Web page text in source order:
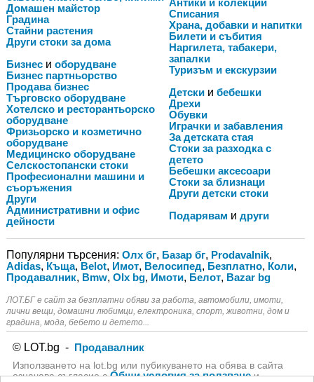
Домашен майстор
Градина
Стайни растения
Други стоки за дома
Бизнеси оборудване
Бизнес партньорство
Продава бизнес
Търговско оборудване
Хотелско и ресторантьорско
оборудване
Фризьорско и козметично
оборудване
Медицинско оборудване
Селскостопански стоки
Професионални машини и
съоръжения
Други
Административни и офис
дейности
Антики и колекции
Списания
Храна, добавки и напитки
Билети и събития
Наргилета, табакери,
запалки
Туризъм и екскурзии
Детскии бебешки
Дрехи
Обувки
Играчки и забавления
За детската стая
Стоки за разходка с
детето
Бебешки аксесоари
Стоки за близнаци
Други детски стоки
Подарявам и други
Популярни търсения: Олх бг, Базар бг, Prodavalnik,
Adidas, Къща, Belot, Имот, Велосипед, Безплатно, Коли,
Продавалник, Bmw, Olx bg, Имоти, Белот, Bazar bg
ЛОТ.БГ e сайт за безплатни обяви за работа, автомобили, имоти,
лични вещи, домашни любимци, електроника, спорт, животни, дом и
градина, мода, бебето и детето...
© LOT.bg - Продавалник
Използването на lot.bg или пубикуването на обява в сайта
означава съгласие сОбщи условия за ползванеи